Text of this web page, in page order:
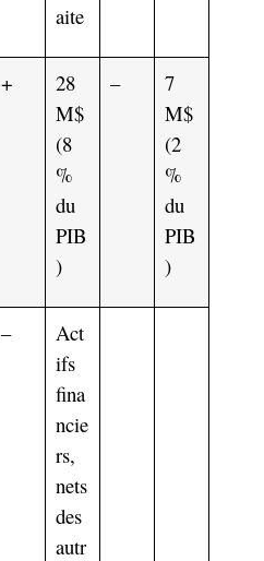
aite
+
28
M$
(8
%
du
PIB
)
–
7
M$
(2
%
du
PIB
)
–
Act
ifs
fina
ncie
rs,
nets
des
autr